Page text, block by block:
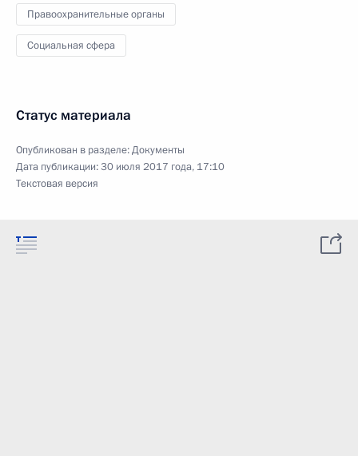
Правоохранительные органы
Социальная сфера
Статус материала
Опубликован в разделе:Документы
Дата публикации:30 июля 2017 года, 17:10
Текстовая версия